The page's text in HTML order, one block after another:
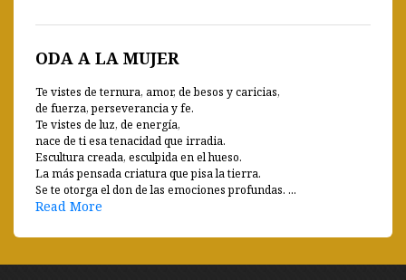
ODA A LA MUJER
Te vistes de ternura, amor, de besos y caricias,
de fuerza, perseverancia y fe.
Te vistes de luz, de energía,
nace de ti esa tenacidad que irradia.
Escultura creada, esculpida en el hueso.
La más pensada criatura que pisa la tierra.
Se te otorga el don de las emociones profundas. ...
Read More